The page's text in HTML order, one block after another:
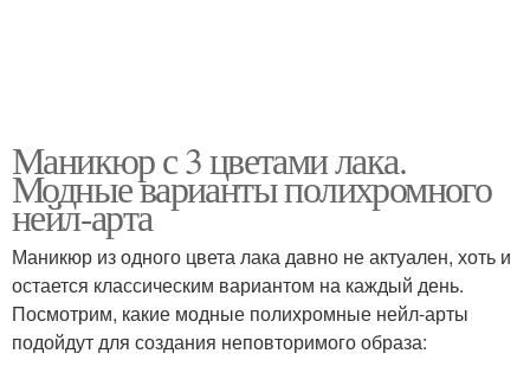
Маникюр с 3 цветами лака.
Модные варианты полихромного
нейл-арта
Маникюр из одного цвета лака давно не актуален, хоть и
остается классическим вариантом на каждый день.
Посмотрим, какие модные полихромные нейл-арты
подойдут для создания неповторимого образа: